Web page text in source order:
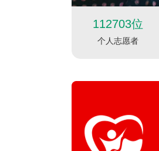
112703位
个人志愿者